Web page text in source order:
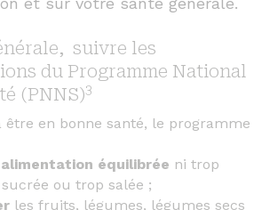
suivre les
du Programme National
(PNNS)3
être en bonne santé, le programme
alimentation équilibrée ni trop
ou trop salée ;
les fruits, légumes, légumes secs